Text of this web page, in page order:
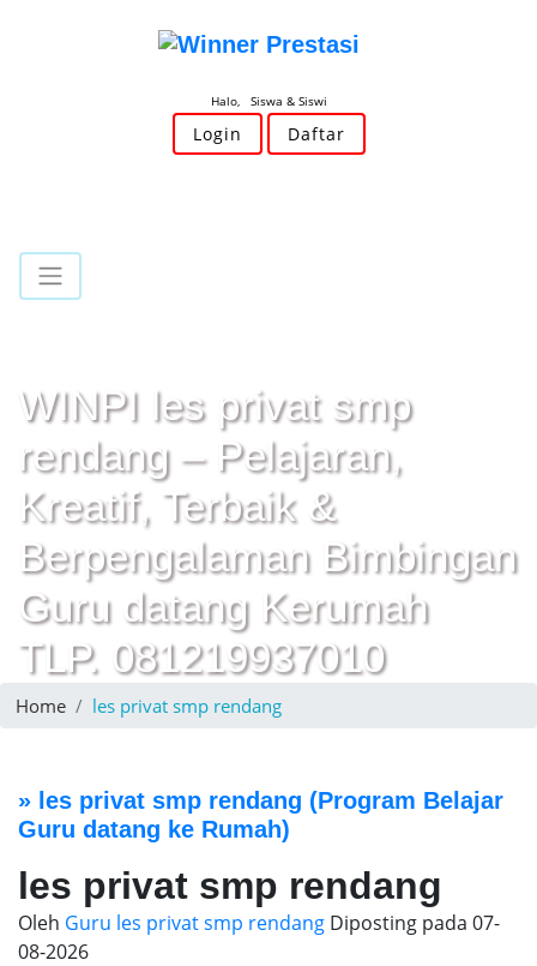
Halo, Siswa & Siswi
Login Daftar
WINPI les privat smp
rendang – Pelajaran,
Kreatif, Terbaik &
Berpengalaman Bimbingan
Guru datang Kerumah
TLP. 081219937010
Home les privat smp rendang
» les privat smp rendang (Program Belajar
Guru datang ke Rumah)
les privat smp rendang
Oleh Guru les privat smp rendang Diposting pada 07-
08-2026